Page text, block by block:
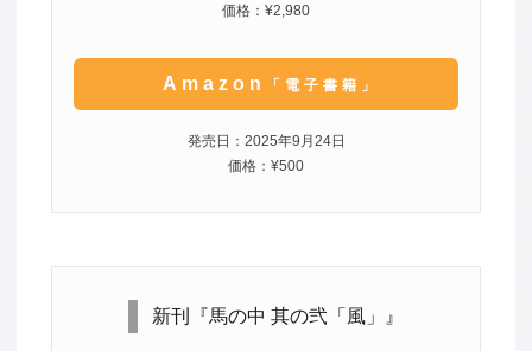
価格：¥2,980
Amazon 「電子書籍」
発売日：2025年9月24日
価格：¥500
新刊『馬の中 其の弐「風」』